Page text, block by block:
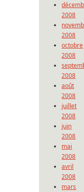
2008
2008
octobre
2008
2008
août
2008
juillet
2008
juin
2008
mai
2008
avril
2008
mars